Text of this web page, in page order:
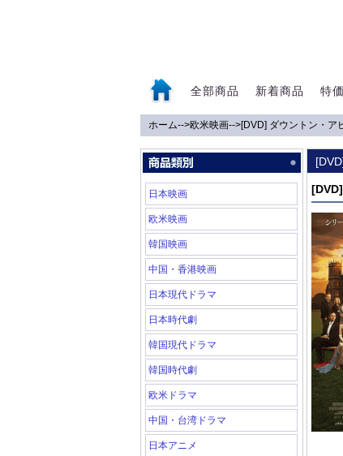
全部商品 新着商品 特
ホーム-->欧米映画-->[DVD] ダウントン・ア
日本映画
欧米映画
韓国映画
中国・香港映画
日本現代ドラマ
日本時代劇
韓国現代ドラマ
韓国時代劇
欧米ドラマ
中国・台湾ドラマ
日本アニメ
0